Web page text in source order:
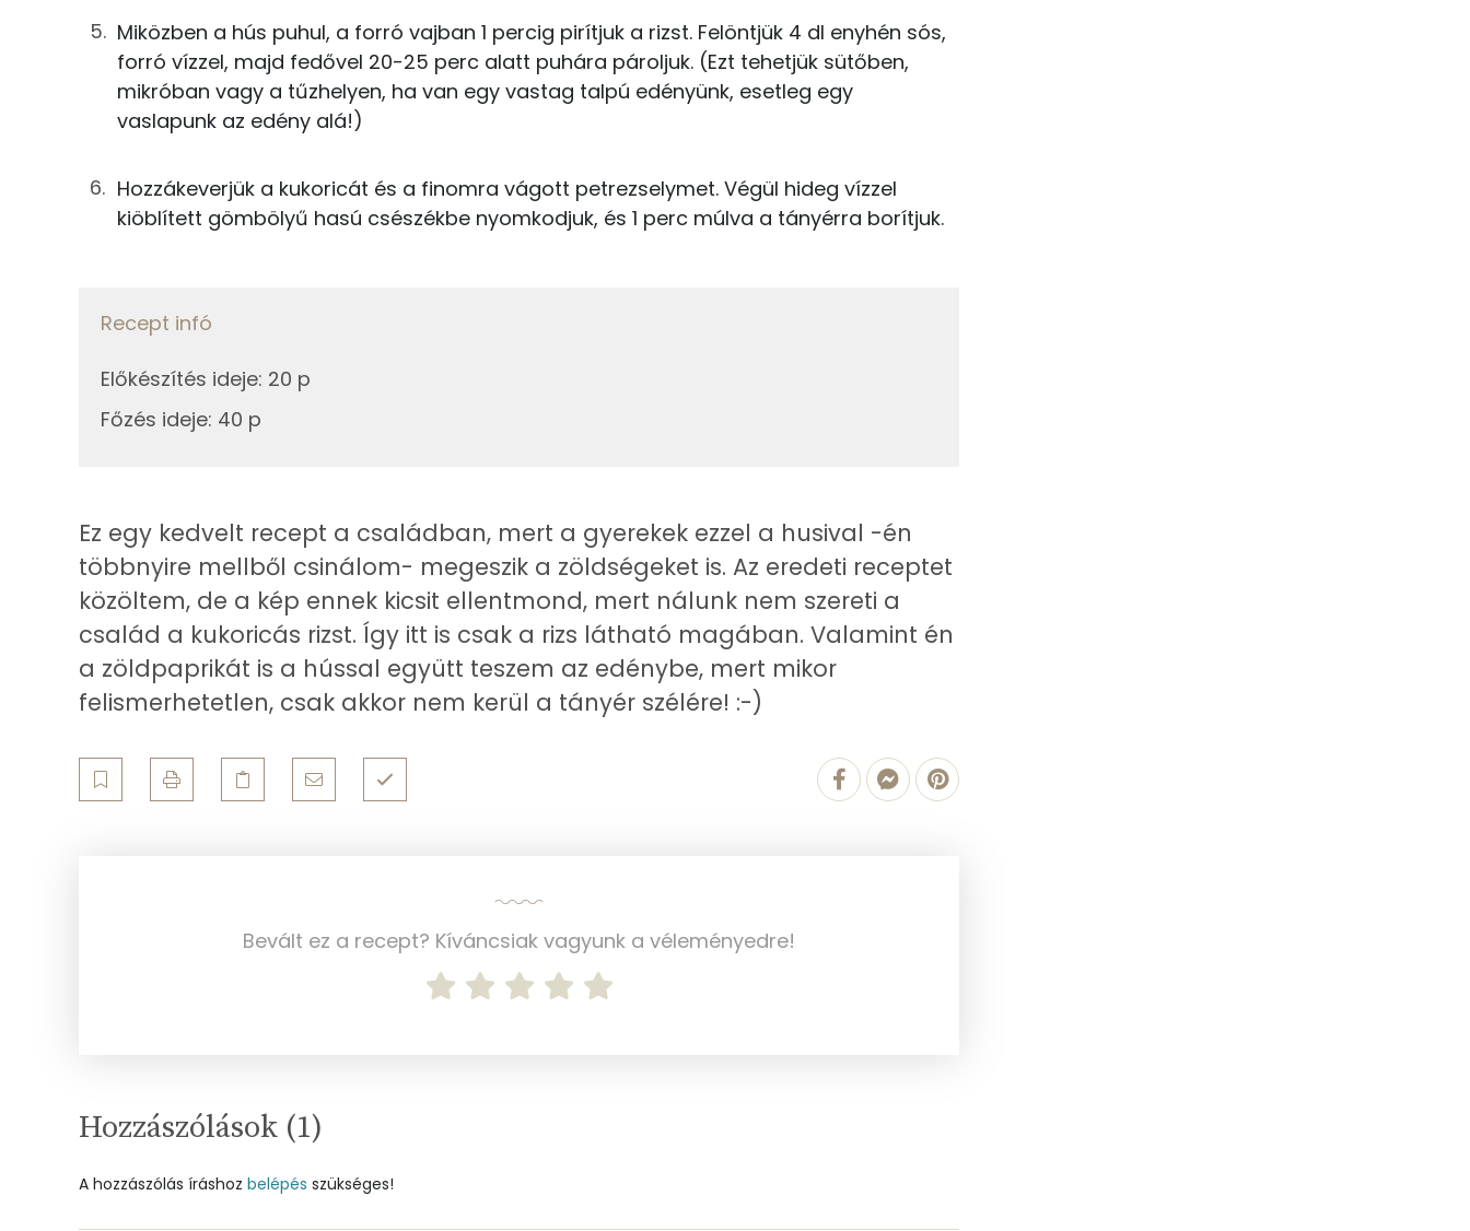
10gnapraforgó olaj
88 kcal
0gfűszerpaprika
0 kcal
11gpetrezselyem
vaj
25 kcal
50grizs
179 kcal
Fehérje
Összesen
Összesen
48.7 g
Egyszeresen telítetlen zsírsav:
Többszörösen telítetlen zsírsav
Koleszterin
Összesen
674 g
Cink
3 mg
Szelén
34 mg
Kálcium
Magnézium
78 mg
Miközben a hús puhul, a forró vajban 1 percig pirítjuk a rizst. Felöntjük 4 dl enyhén sós,
forró vízzel, majd fedővel 20-25 perc alatt puhára pároljuk. (Ezt tehetjük sütőben,
mikróban vagy a tűzhelyen, ha van egy vastag talpú edényünk, esetleg egy
vaslapunk az edény alá!)
Hozzákeverjük a kukoricát és a finomra vágott petrezselymet. Végül hideg vízzel
kiöblített gömbölyű hasú csészékbe nyomkodjuk, és 1 perc múlva a tányérra borítjuk.
Recept infó
Előkészítés ideje: 20 p
Főzés ideje: 40 p
Ez egy kedvelt recept a családban, mert a gyerekek ezzel a husival -én
többnyire mellből csinálom- megeszik a zöldségeket is. Az eredeti receptet
közöltem, de a kép ennek kicsit ellentmond, mert nálunk nem szereti a
család a kukoricás rizst. Így itt is csak a rizs látható magában. Valamint én
a zöldpaprikát is a hússal együtt teszem az edénybe, mert mikor
felismerhetetlen, csak akkor nem kerül a tányér szélére! :-)
Bevált ez a recept? Kíváncsiak vagyunk a véleményedre!
Hozzászólások (1)
A hozzászólás íráshoz belépés szükséges!